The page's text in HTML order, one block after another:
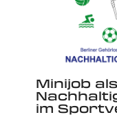
Minijob als
im